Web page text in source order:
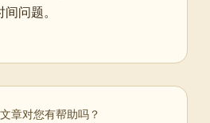
问题。
章对您有帮助吗？